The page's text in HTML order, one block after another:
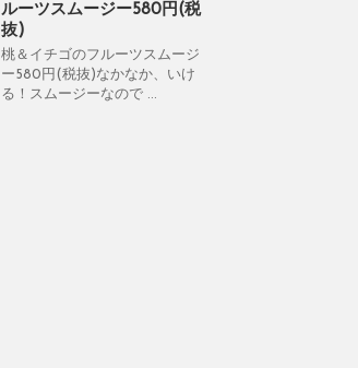
ルーツスムージー580円(税
抜)
桃＆イチゴのフルーツスムージ
ー580円(税抜)なかなか、いけ
る！スムージーなので ...